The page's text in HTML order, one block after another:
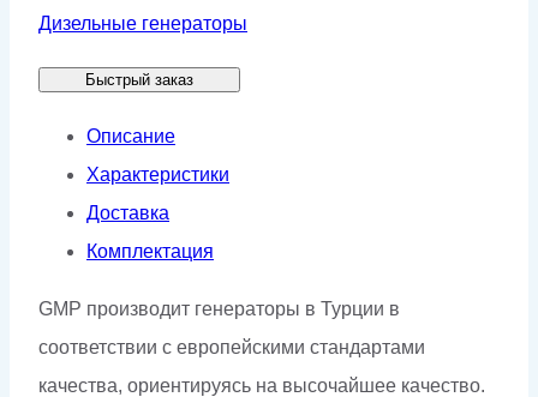
Stamford
440BA
Дизельные генераторы
Быстрый заказ
Описание
Характеристики
Доставка
Комплектация
GMP производит генераторы в Турции в
соответствии с европейскими стандартами
качества, ориентируясь на высочайшее качество.